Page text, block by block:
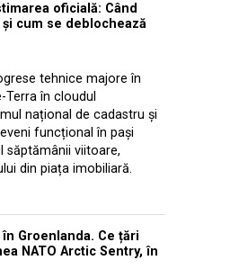
oficială: Când
cum se deblochează
tehnice majore în
în cloudul
național de cadastru și
funcțional în pași
săptămânii viitoare,
din piața imobiliară.
Groenlanda. Ce țări
NATO Arctic Sentry, în